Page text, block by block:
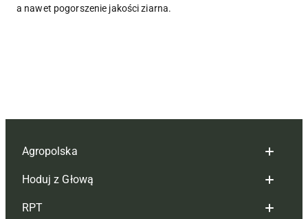
a nawet pogorszenie jakości ziarna.
Agropolska
Redakcja
Reklama
Hoduj z Głową
Hoduj z głową bydło
RPT